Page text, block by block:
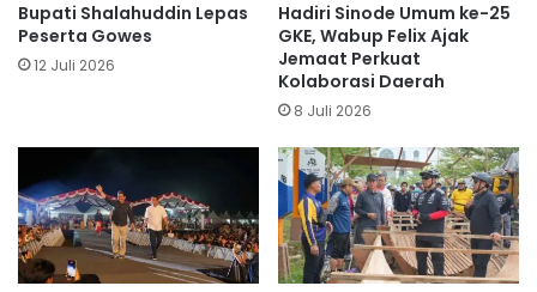
Bupati Shalahuddin Lepas
Peserta Gowes
12 Juli 2026
Hadiri Sinode Umum ke-25
GKE, Wabup Felix Ajak
Jemaat Perkuat
Kolaborasi Daerah
8 Juli 2026